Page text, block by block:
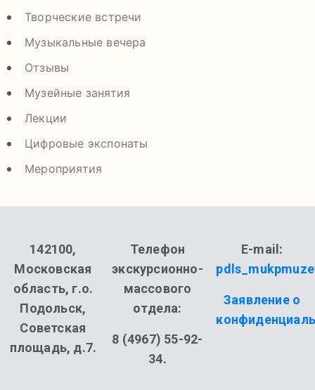
Творческие встречи
Музыкальные вечера
Отзывы
Музейные занятия
Лекции
Цифровые экспонаты
Мероприятия
142100,
Московская
область, г.о.
Подольск,
Советская
площадь, д.7.
Телефон
экскурсионно-
массового
отдела:
8 (4967) 55-92-
34.
E-mail:
Заявление о